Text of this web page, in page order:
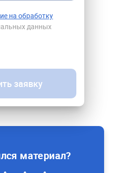
на обработку
данных
заявку
материал?